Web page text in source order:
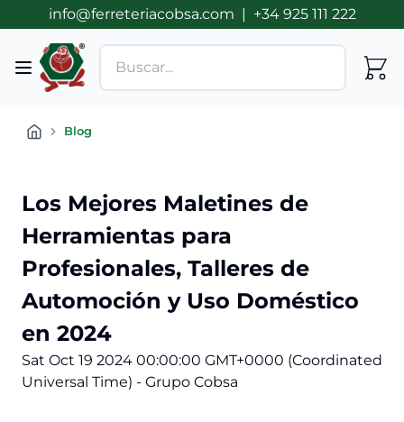
info@ferreteriacobsa.com | +34 925 111 222
Blog
Los Mejores Maletines de
Herramientas para
Profesionales, Talleres de
Automoción y Uso Doméstico
en 2024
Sat Oct 19 2024 00:00:00 GMT+0000 (Coordinated
Universal Time) - Grupo Cobsa